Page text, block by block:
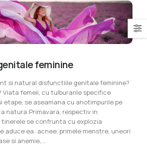
feminine
si natural disfunctiile genitale feminine?
Viata femeii, cu tulburarile specifice
etape, se aseamana cu anotimpurile pe
natura:Primavara, respectiv in
se confrunta cu explozia
aduce ea: acnee, primele menstre, uneori
si anemie,...